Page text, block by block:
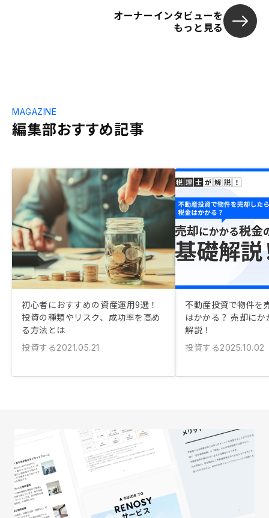
オーナーインタビューを
もっと見る
編集部おすすめ記事
MAGAZINE
初心者におすすめの資産運用9選！
投資の種類やリスク、成功率を高め
る方法とは
投資する2021.05.21
不動産投資で物件を
はかかる？ 売却に
解説！
投資する2025.10.02